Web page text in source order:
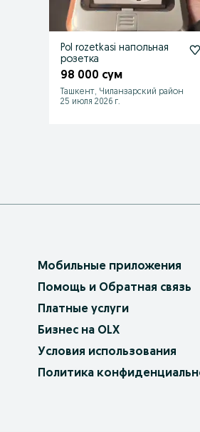
Pol rozetkasi напольная
розетка
98 000 сум
Ташкент, Чиланзарский район
25 июля 2026 г.
Мобильные приложения
Помощь и Обратная связь
Платные услуги
Бизнес на OLX
Условия использования
Политика